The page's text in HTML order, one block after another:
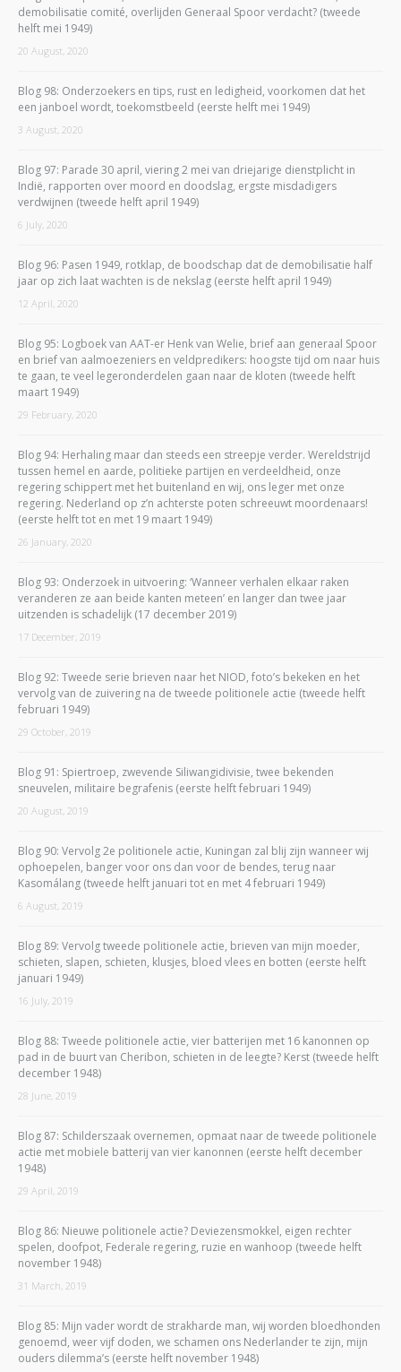
demobilisatie comité, overlijden Generaal Spoor verdacht? (tweede
helft mei 1949)
20 August, 2020
Blog 98: Onderzoekers en tips, rust en ledigheid, voorkomen dat het
een janboel wordt, toekomstbeeld (eerste helft mei 1949)
3 August, 2020
Blog 97: Parade 30 april, viering 2 mei van driejarige dienstplicht in
Indië, rapporten over moord en doodslag, ergste misdadigers
verdwijnen (tweede helft april 1949)
6 July, 2020
Blog 96: Pasen 1949, rotklap, de boodschap dat de demobilisatie half
jaar op zich laat wachten is de nekslag (eerste helft april 1949)
12 April, 2020
Blog 95: Logboek van AAT-er Henk van Welie, brief aan generaal Spoor
en brief van aalmoezeniers en veldpredikers: hoogste tijd om naar huis
te gaan, te veel legeronderdelen gaan naar de kloten (tweede helft
maart 1949)
29 February, 2020
Blog 94: Herhaling maar dan steeds een streepje verder. Wereldstrijd
tussen hemel en aarde, politieke partijen en verdeeldheid, onze
regering schippert met het buitenland en wij, ons leger met onze
regering. Nederland op z’n achterste poten schreeuwt moordenaars!
(eerste helft tot en met 19 maart 1949)
26 January, 2020
Blog 93: Onderzoek in uitvoering: ‘Wanneer verhalen elkaar raken
veranderen ze aan beide kanten meteen’ en langer dan twee jaar
uitzenden is schadelijk (17 december 2019)
17 December, 2019
Blog 92: Tweede serie brieven naar het NIOD, foto’s bekeken en het
vervolg van de zuivering na de tweede politionele actie (tweede helft
februari 1949)
29 October, 2019
Blog 91: Spiertroep, zwevende Siliwangidivisie, twee bekenden
sneuvelen, militaire begrafenis (eerste helft februari 1949)
20 August, 2019
Blog 90: Vervolg 2e politionele actie, Kuningan zal blij zijn wanneer wij
ophoepelen, banger voor ons dan voor de bendes, terug naar
Kasomálang (tweede helft januari tot en met 4 februari 1949)
6 August, 2019
Blog 89: Vervolg tweede politionele actie, brieven van mijn moeder,
schieten, slapen, schieten, klusjes, bloed vlees en botten (eerste helft
januari 1949)
16 July, 2019
Blog 88: Tweede politionele actie, vier batterijen met 16 kanonnen op
pad in de buurt van Cheribon, schieten in de leegte? Kerst (tweede helft
december 1948)
28 June, 2019
Blog 87: Schilderszaak overnemen, opmaat naar de tweede politionele
actie met mobiele batterij van vier kanonnen (eerste helft december
1948)
29 April, 2019
Blog 86: Nieuwe politionele actie? Deviezensmokkel, eigen rechter
spelen, doofpot, Federale regering, ruzie en wanhoop (tweede helft
november 1948)
31 March, 2019
Blog 85: Mijn vader wordt de strakharde man, wij worden bloedhonden
genoemd, weer vijf doden, we schamen ons Nederlander te zijn, mijn
ouders dilemma’s (eerste helft november 1948)